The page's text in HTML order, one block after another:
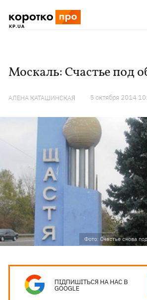
Москаль: Счастье под
АЛЕНА КАТАШИНСКАЯ 5 октября 2014
Фото: Счастье снова
ПІДПИШІТЬСЯ НА НАС В
GOOGLE